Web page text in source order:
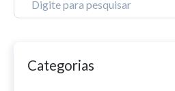
Categorias